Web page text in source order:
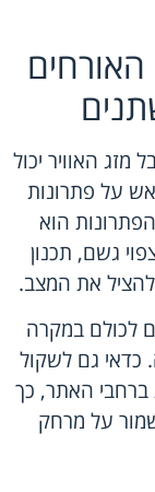
מזג האוויר יכול
על פתרונות
הוא
גשם, תכנון
להציל את המצב.
לכולם במקרה
גם לשקול
ברחבי האתר, כך
על מרחק